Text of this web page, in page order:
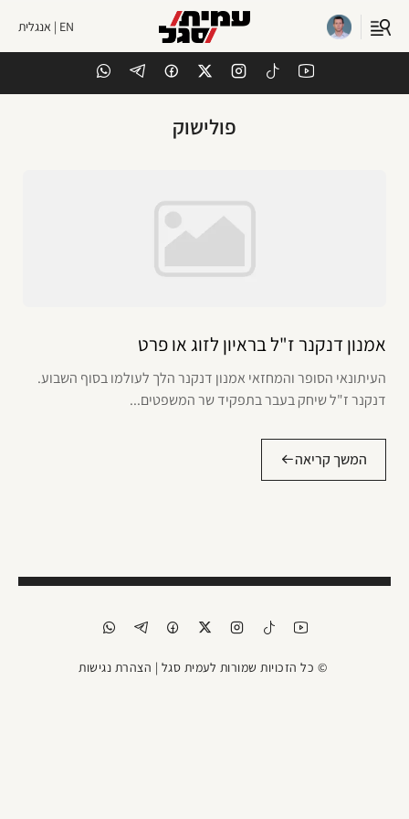
EN | אנגלית
פולישוק
אמנון דנקנר ז"ל בראיון לזוג או פרט
העיתונאי הסופר והמחזאי אמנון דנקנר הלך לעולמו בסוף השבוע.
דנקנר ז"ל שיחק בעבר בתפקיד שר המשפטים...
המשך קריאה
© כל הזכויות שמורות לעמית סגל | הצהרת נגישות